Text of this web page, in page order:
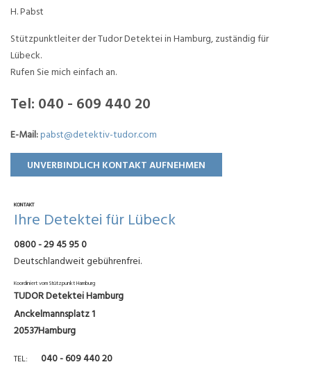
H. Pabst
Stützpunktleiter der Tudor Detektei in Hamburg, zuständig für
Lübeck.
Rufen Sie mich einfach an.
Tel: 040 - 609 440 20
E-Mail:pabst@detektiv-tudor.com
UNVERBINDLICH KONTAKT AUFNEHMEN
KONTAKT
Ihre Detektei für Lübeck
0800 - 29 45 95 0
Deutschlandweit gebührenfrei.
Koordiniert vom Stützpunkt Hamburg
TUDOR Detektei Hamburg
Anckelmannsplatz 1
20537Hamburg
TEL
040 - 609 440 20